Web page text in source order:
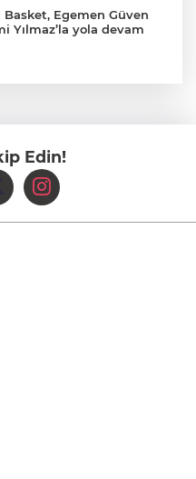
Egemen Güven
Yılmaz’la yola devam
Bahçeli’ye kongre raporu
Anlamlı
Edin!